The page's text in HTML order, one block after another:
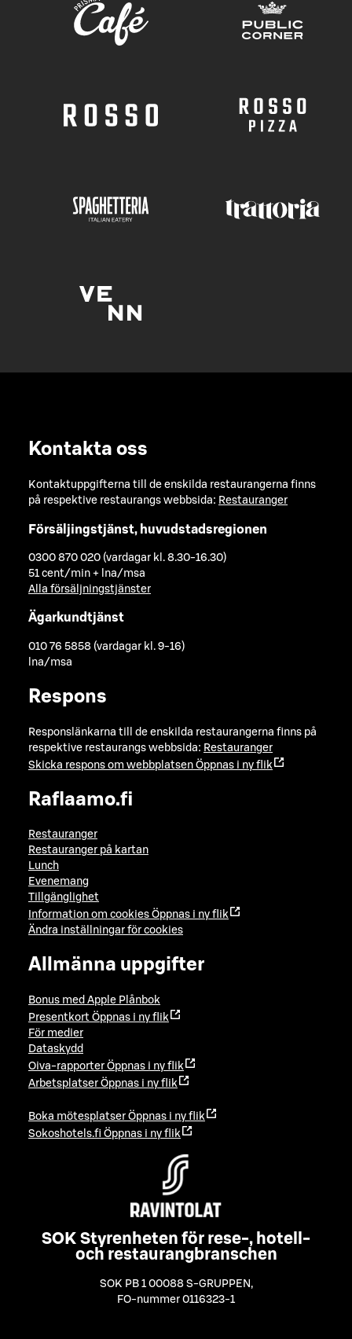
Kontakta oss
Kontaktuppgifterna till de enskilda restaurangerna finns
på respektive restaurangs webbsida: Restauranger
Försäljingstjänst, huvudstadsregionen
0300 870 020 (vardagar kl. 8.30-16.30)
51 cent/min + lna/msa
Alla försäljningstjänster
Ägarkundtjänst
010 76 5858 (vardagar kl. 9-16)
lna/msa
Respons
Responslänkarna till de enskilda restaurangerna finns på
respektive restaurangs webbsida: Restauranger
Skicka respons om webbplatsen Öppnas i ny flik
Raflaamo.fi
Restauranger
Restauranger på kartan
Lunch
Evenemang
Tillgänglighet
Information om cookies Öppnas i ny flik
Ändra inställningar för cookies
Allmänna uppgifter
Bonus med Apple Plånbok
Presentkort Öppnas i ny flik
För medier
Dataskydd
Oiva-rapporter Öppnas i ny flik
Arbetsplatser Öppnas i ny flik
Boka mötesplatser Öppnas i ny flik
Sokoshotels.fi Öppnas i ny flik
SOK Styrenheten för rese-, hotell-
och restaurangbranschen
SOK PB 1 00088 S-GRUPPEN ,
FO-nummer 0116323-1